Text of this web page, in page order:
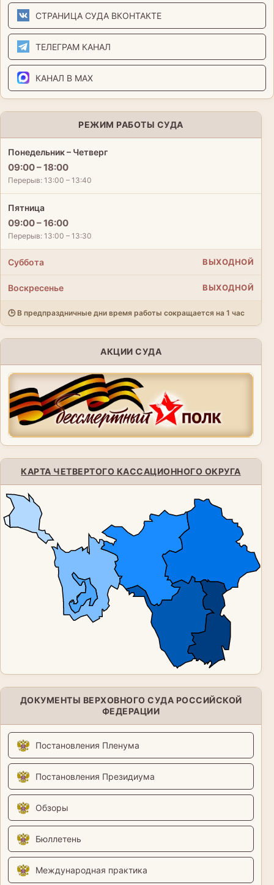
СТРАНИЦА СУДА ВКОНТАКТЕ
ТЕЛЕГРАМ КАНАЛ
КАНАЛ В MAX
РЕЖИМ РАБОТЫ СУДА
Понедельник – Четверг
09:00 – 18:00
Перерыв: 13:00 – 13:40
Пятница
09:00 – 16:00
Перерыв: 13:00 – 13:30
Суббота ВЫХОДНОЙ
Воскресенье ВЫХОДНОЙ
🕒 В предпраздничные дни время работы сокращается на 1 час
АКЦИИ СУДА
КАРТА ЧЕТВЕРТОГО КАССАЦИОННОГО ОКРУГА
ДОКУМЕНТЫ ВЕРХОВНОГО СУДА РОССИЙСКОЙ
ФЕДЕРАЦИИ
Постановления Пленума
Постановления Президиума
Обзоры
Бюллетень
Международная практика